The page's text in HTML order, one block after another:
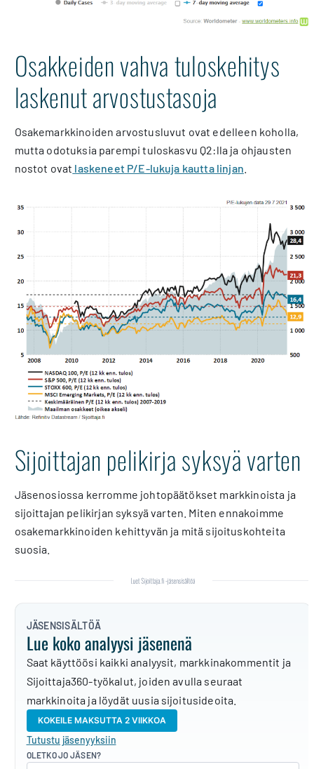
Osakkeiden vahva tuloskehitys
laskenut arvostustasoja
Osakemarkkinoiden arvostusluvut ovat edelleen koholla,
mutta odotuksia parempi tuloskasvu Q2:lla ja ohjausten
nostot ovat laskeneet P/E-lukuja kautta linjan
Sijoittajan pelikirja syksyä varten
Jäsenosiossa kerromme johtopäätökset markkinoista ja
sijoittajan pelikirjan syksyä varten. Miten ennakoimme
osakemarkkinoiden kehittyvän ja mitä sijoituskohteita
suosia.
JÄSENSISÄLTÖÄ
Lue koko analyysi jäsenenä
Saat käyttöösi kaikki analyysit, markkinakommentit ja
Sijoittaja360-työkalut, joiden avulla seuraat
markkinoita ja löydät uusia sijoitusideoita.
KOKEILE MAKSUTTA 2 VIIKKOA
Tutustu jäsenyyksiin
OLETKO JO JÄSEN?